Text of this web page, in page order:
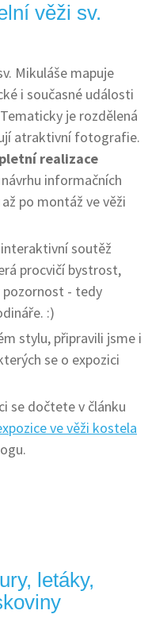
věži sv.
Mikuláše mapuje
i současné události
je rozdělená
atraktivní fotografie.
realizace
informačních
po montáž ve věži
soutěž
procvičí bystrost,
- tedy
:)
stylu, připravili jsme i
se o expozici
se dočtete v článku
ve věži kostela
letáky,